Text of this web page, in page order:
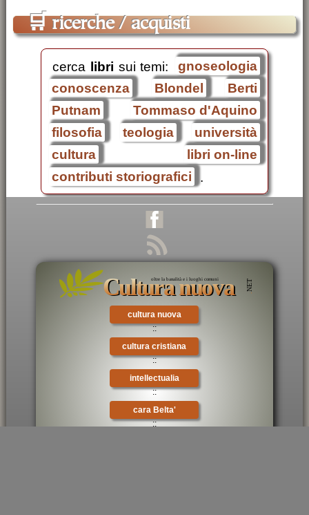
🛒 ricerche / acquisti
cerca libri sui temi:
gnoseologia
conoscenza
Blondel
Berti
Putnam
Tommaso d'Aquino
filosofia
teologia
università
cultura
libri on-line
contributi storiografici
cultura nuova
::
cultura cristiana
::
intellectualia
::
cara Belta'
::